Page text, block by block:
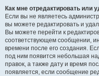
Как мне отредактировать или
Если вы не являетесь
вы можете редактировать и
Вы можете перейти к
соответствующем сообщении,
времени после его создания.
под ним появится небольшая
правок, а также дату и время
появляется, если сообщение